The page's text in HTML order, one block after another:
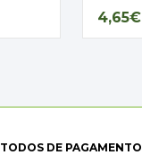
4,65€
DE PAGAMENTO